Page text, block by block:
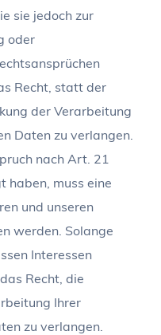
sie jedoch zur
oder
Recht, statt der
der Verarbeitung
Daten zu verlangen.
nach Art. 21
haben, muss eine
und unseren
werden. Solange
Interessen
Recht, die
Ihrer
zu verlangen.